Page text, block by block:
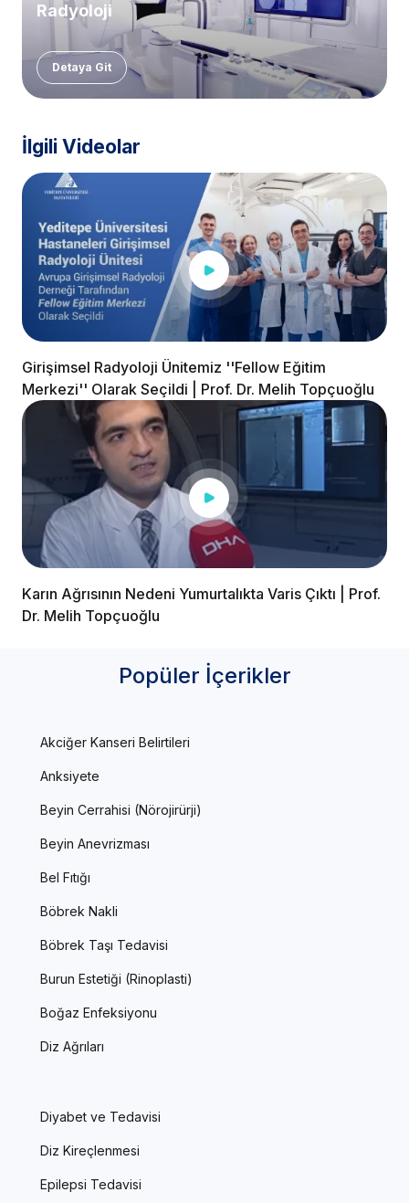
Radyoloji
Detaya Git
İlgili Videolar
Girişimsel Radyoloji Ünitemiz ''Fellow Eğitim
Merkezi'' Olarak Seçildi | Prof. Dr. Melih Topçuoğlu
Karın Ağrısının Nedeni Yumurtalıkta Varis Çıktı | Prof.
Dr. Melih Topçuoğlu
Popüler İçerikler
Akciğer Kanseri Belirtileri
Anksiyete
Beyin Cerrahisi (Nörojirürji)
Beyin Anevrizması
Bel Fıtığı
Böbrek Nakli
Böbrek Taşı Tedavisi
Burun Estetiği (Rinoplasti)
Boğaz Enfeksiyonu
Diz Ağrıları
Diyabet ve Tedavisi
Diz Kireçlenmesi
Epilepsi Tedavisi